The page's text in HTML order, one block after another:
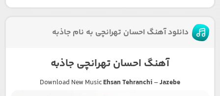
دانلود آهنگ احسان تهرانچی به نام جاذبه
آهنگ احسان تهرانچی جاذبه
Download New MusicEhsan Tehranchi–Jazebe